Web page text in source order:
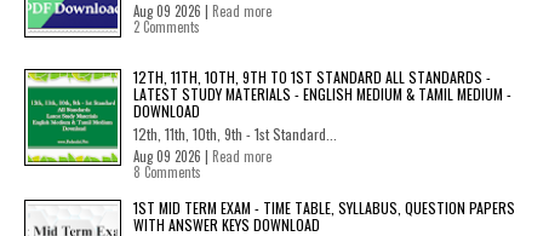
Aug 09 2026 | Read more
2 Comments
12TH, 11TH, 10TH, 9TH TO 1ST STANDARD ALL STANDARDS -
LATEST STUDY MATERIALS - ENGLISH MEDIUM & TAMIL MEDIUM -
DOWNLOAD
12th, 11th, 10th, 9th - 1st Standard...
Aug 09 2026 | Read more
8 Comments
1ST MID TERM EXAM - TIME TABLE, SYLLABUS, QUESTION PAPERS
WITH ANSWER KEYS DOWNLOAD